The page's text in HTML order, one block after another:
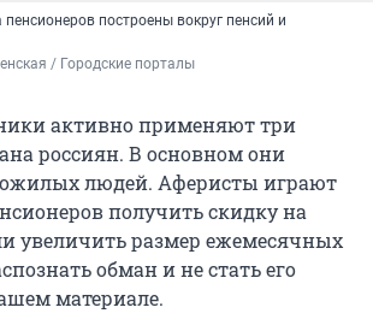
построены вокруг пенсий и
/ Городские порталы
активно применяют три
россиян. В основном они
людей. Аферисты играют
получить скидку на
увеличить размер ежемесячных
обман и не стать его
материале.